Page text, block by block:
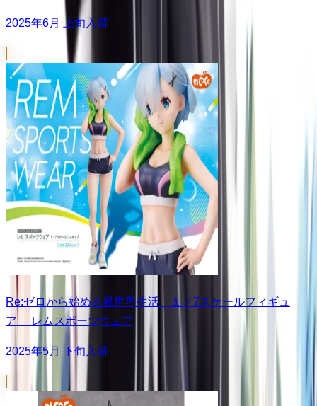
2025年6月 上旬入荷
Re:ゼロから始める異世界生活 １／7スケールフィギュ
ア レムスポーツウェア
2025年5月 下旬入荷